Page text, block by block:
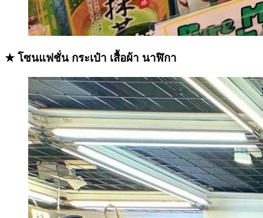
★ โซนแฟชั่น กระเป๋า เสื้อผ้า นาฬิกา